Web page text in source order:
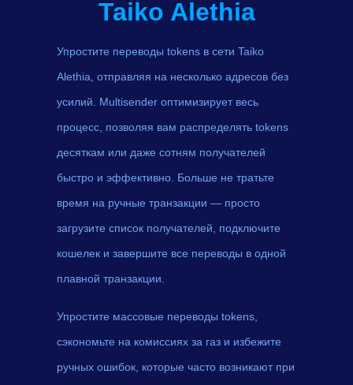
Taiko Alethia
Упростите переводы tokens в сети Taiko
Alethia, отправляя на несколько адресов без
усилий. Multisender оптимизирует весь
процесс, позволяя вам распределять tokens
десяткам или даже сотням получателей
быстро и эффективно. Больше не тратьте
время на ручные транзакции — просто
загрузите список получателей, подключите
кошелек и завершите все переводы в одной
плавной транзакции.
Упростите массовые переводы tokens,
сэкономьте на комиссиях за газ и избежите
ручных ошибок, которые часто возникают при